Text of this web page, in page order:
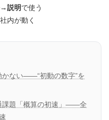
説明で使う
内が動く
かない——“初動の数字”を
課題「概算の初速」——全